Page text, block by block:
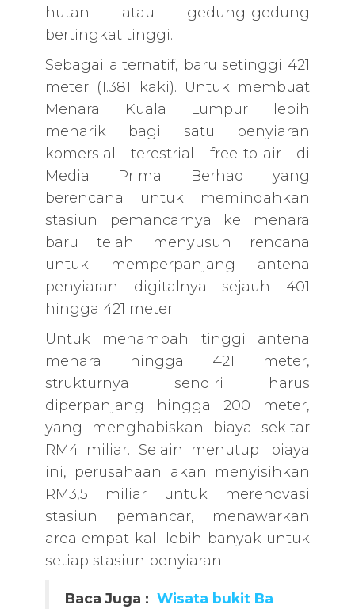
hutan atau gedung-gedung
bertingkat tinggi.
Sebagai alternatif, baru setinggi 421
meter (1.381 kaki). Untuk membuat
Menara Kuala Lumpur lebih
menarik bagi satu penyiaran
komersial terestrial free-to-air di
Media Prima Berhad yang
berencana untuk memindahkan
stasiun pemancarnya ke menara
baru telah menyusun rencana
untuk memperpanjang antena
penyiaran digitalnya sejauh 401
hingga 421 meter.
Untuk menambah tinggi antena
menara hingga 421 meter,
strukturnya sendiri harus
diperpanjang hingga 200 meter,
yang menghabiskan biaya sekitar
RM4 miliar. Selain menutupi biaya
ini, perusahaan akan menyisihkan
RM3,5 miliar untuk merenovasi
stasiun pemancar, menawarkan
area empat kali lebih banyak untuk
setiap stasiun penyiaran.
Baca Juga : Wisata bukit Ba